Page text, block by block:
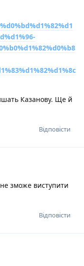
Казанову. Ще й
Відповісти
не зможе виступити
Відповісти